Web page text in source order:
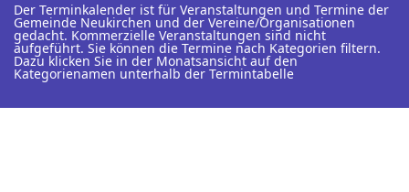
Der Terminkalender ist für Veranstaltungen und Termine der
Gemeinde Neukirchen und der Vereine/Organisationen
gedacht. Kommerzielle Veranstaltungen sind nicht
aufgeführt. Sie können die Termine nach Kategorien filtern.
Dazu klicken Sie in der Monatsansicht auf den
Kategorienamen unterhalb der Termintabelle